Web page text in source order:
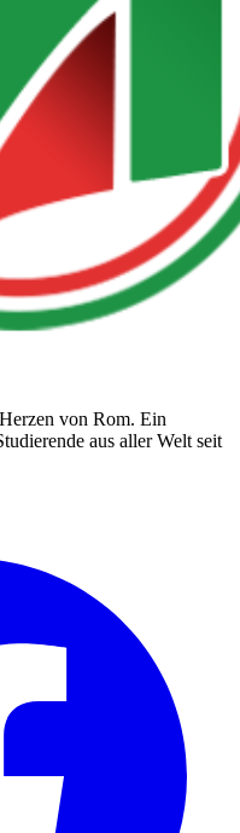
von Rom. Ein
aus aller Welt seit